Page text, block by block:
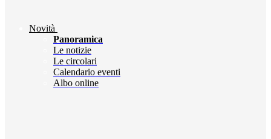
Novità
Panoramica
Le notizie
Le circolari
Calendario eventi
Albo online